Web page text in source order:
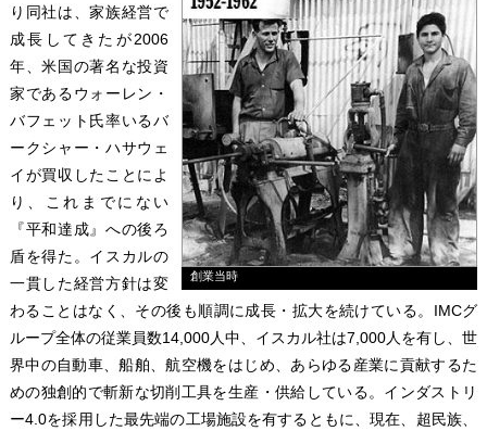
創業当時
り同社は、家族経営で
成長してきたが2006
年、米国の著名な投資
家であるウォーレン・
バフェット氏率いるバ
ークシャー・ハサウェ
イが買収したことによ
り、これまでにない
『平和達成』への後ろ
盾を得た。イスカルの
一貫した経営方針は変
わることはなく、その後も順調に成長・拡大を続けている。IMCグ
ループ全体の従業員数14,000人中、イスカル社は7,000人を有し、世
界中の自動車、船舶、航空機をはじめ、あらゆる産業に貢献するた
めの独創的で斬新な切削工具を生産・供給している。インダストリ
ー4.0を採用した最先端の工場施設を有するともに、現在、超民族、